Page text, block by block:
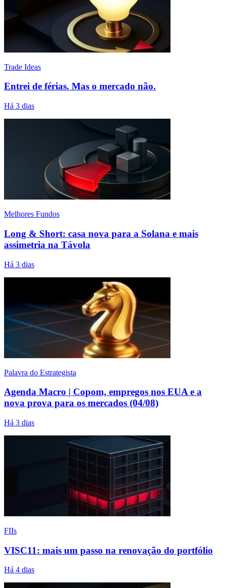
Trade Ideas
Entrei de férias. Mas o mercado não.
Há 3 dias
Melhores Fundos
Long & Short: casa nova para a Solana e mais
assimetria na Távola
Há 3 dias
Palavra do Estrategista
Agenda Macro | Copom, empregos nos EUA e a
nova prova para os mercados (04/08)
Há 3 dias
FIIs
VISC11: mais um passo na renovação do portfólio
Há 4 dias